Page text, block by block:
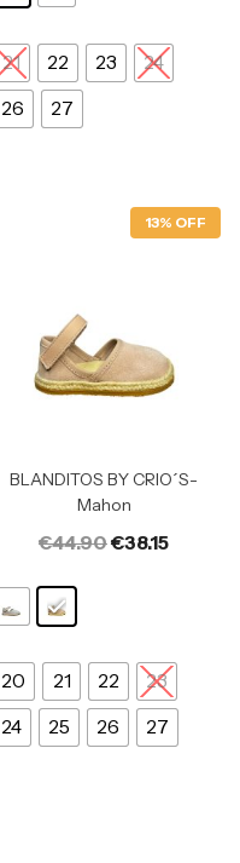
21 22 23
24
26
27
13% OFF
BLANDITOS BY CRIO´S-
Mahon
€44.90€38.15
20 21 22
23
24
25 26 27